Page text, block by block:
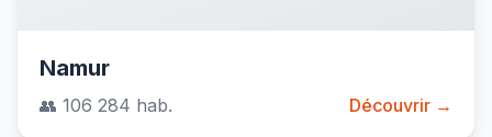
Namur
👥 106 284 hab. Découvrir →